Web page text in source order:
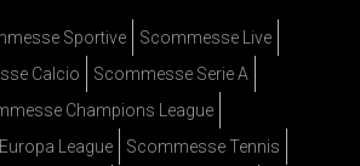
Sportive
Scommesse Live
Calcio
Scommesse Serie A
Champions League
League
Scommesse Tennis